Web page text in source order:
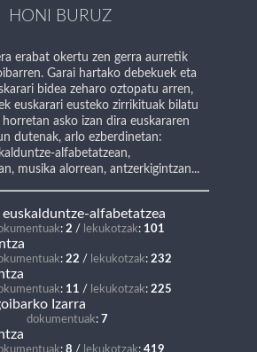
HONI BURUZ
erabat okertu zen gerra aurretik
Garai hartako debekuek eta
bidea zeharo oztopatu arren,
euskarari eusteko zirrikituak bilatu
asko izan dira euskararen
dutenak, arlo ezberdinetan:
alfabetatzean,
musika alorrean, antzerkigintzan...
euskalduntze-alfabetatzea
:2 / lekukotzak: 101
:22 / lekukotzak:232
: 11 / lekukotzak:225
Izarra
dokumentuak: 7
:8 / lekukotzak:419